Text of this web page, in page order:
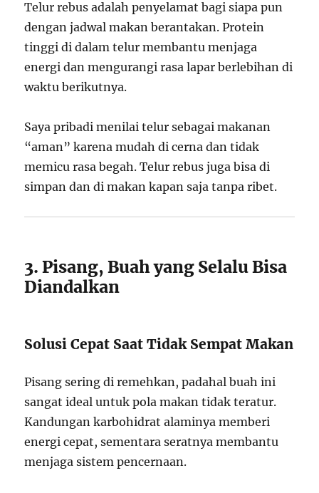
Telur rebus adalah penyelamat bagi siapa pun
dengan jadwal makan berantakan. Protein
tinggi di dalam telur membantu menjaga
energi dan mengurangi rasa lapar berlebihan di
waktu berikutnya.
Saya pribadi menilai telur sebagai makanan
“aman” karena mudah di cerna dan tidak
memicu rasa begah. Telur rebus juga bisa di
simpan dan di makan kapan saja tanpa ribet.
3. Pisang, Buah yang Selalu Bisa
Diandalkan
Solusi Cepat Saat Tidak Sempat Makan
Pisang sering di remehkan, padahal buah ini
sangat ideal untuk pola makan tidak teratur.
Kandungan karbohidrat alaminya memberi
energi cepat, sementara seratnya membantu
menjaga sistem pencernaan.